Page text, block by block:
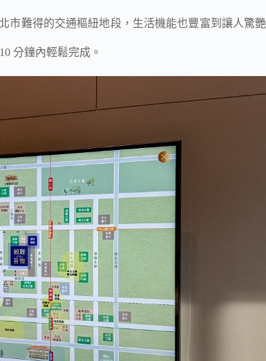
市難得的交通樞紐地段，生活機能也豐富到讓人驚艷
分鐘內輕鬆完成。